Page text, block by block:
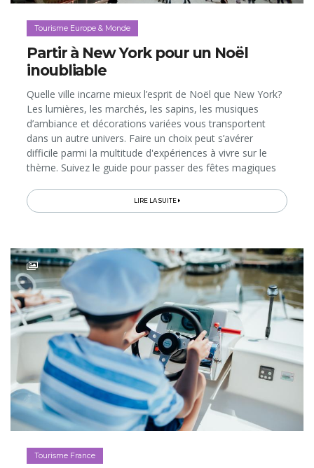
Tourisme Europe & Monde
Partir à New York pour un Noël
inoubliable
Quelle ville incarne mieux l’esprit de Noël que New York?
Les lumières, les marchés, les sapins, les musiques
d’ambiance et décorations variées vous transportent
dans un autre univers. Faire un choix peut s’avérer
difficile parmi la multitude d'expériences à vivre sur le
thème. Suivez le guide pour passer des fêtes magiques
the way!
LIRE LA SUITE
Tourisme France